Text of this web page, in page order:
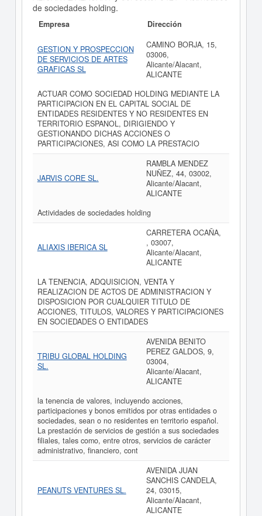
de sociedades holding.
Empresa Dirección
GESTION Y PROSPECCION
DE SERVICIOS DE ARTES
GRAFICAS SL
CAMINO BORJA, 15,
03006,
Alicante/Alacant,
ALICANTE
ACTUAR COMO SOCIEDAD HOLDING MEDIANTE LA
PARTICIPACION EN EL CAPITAL SOCIAL DE
ENTIDADES RESIDENTES Y NO RESIDENTES EN
TERRITORIO ESPANOL, DIRIGIENDO Y
GESTIONANDO DICHAS ACCIONES O
PARTICIPACIONES, ASI COMO LA PRESTACIO
JARVIS CORE SL.
RAMBLA MENDEZ
NUÑEZ, 44, 03002,
Alicante/Alacant,
ALICANTE
Actividades de sociedades holding
ALIAXIS IBERICA SL
CARRETERA OCAÑA,
, 03007,
Alicante/Alacant,
ALICANTE
LA TENENCIA, ADQUISICION, VENTA Y
REALIZACION DE ACTOS DE ADMINISTRACION Y
DISPOSICION POR CUALQUIER TITULO DE
ACCIONES, TITULOS, VALORES Y PARTICIPACIONES
EN SOCIEDADES O ENTIDADES
TRIBU GLOBAL HOLDING
SL.
AVENIDA BENITO
PEREZ GALDOS, 9,
03004,
Alicante/Alacant,
ALICANTE
la tenencia de valores, incluyendo acciones,
participaciones y bonos emitidos por otras entidades o
sociedades, sean o no residentes en territorio español.
La prestación de servicios de gestión a sus sociedades
filiales, tales como, entre otros, servicios de carácter
administrativo, financiero, cont
PEANUTS VENTURES SL.
AVENIDA JUAN
SANCHIS CANDELA,
24, 03015,
Alicante/Alacant,
ALICANTE